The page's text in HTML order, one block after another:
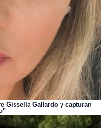
Gissella Gallardo y capturan